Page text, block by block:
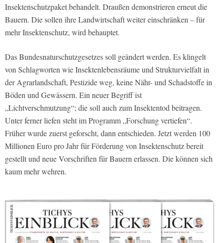
Insektenschutzpaket behandelt. Draußen demonstrieren erneut die
Bauern. Die sollen ihre Landwirtschaft weiter einschränken – für
mehr Insektenschutz, wird behauptet.
Das Bundesnaturschutzgesetzes soll geändert werden. Es klingelt
von Schlagworten wie Insektenlebensräume und Strukturvielfalt in
der Agrarlandschaft, Pestizide weg, keine Nähr- und Schadstoffe in
Böden und Gewässern. Ein neuer Begriff ist
„Lichtverschmutzung“; die soll auch zum Insektentod beitragen.
Unter ferner liefen steht im Programm „Forschung vertiefen“.
Früher wurde zuerst geforscht, dann entschieden. Jetzt werden 100
Millionen Euro pro Jahr für Förderung von Insektenschutz bereit
gestellt und neue Vorschriften für Bauern erlassen. Die können sich
kaum mehr wehren.